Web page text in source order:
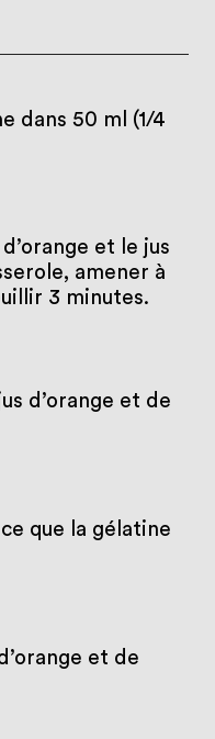
dans 50 ml (1/4
et le jus
amener à
3 minutes.
d’orange et de
que la gélatine
et de